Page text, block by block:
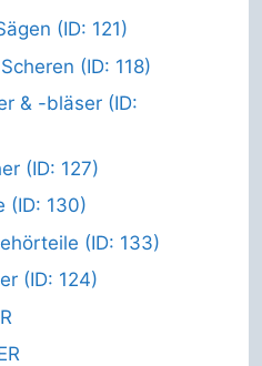
(ID: 121)
(ID: 118)
& -bläser (ID:
(ID: 127)
(ID: 130)
(ID: 133)
(ID: 124)